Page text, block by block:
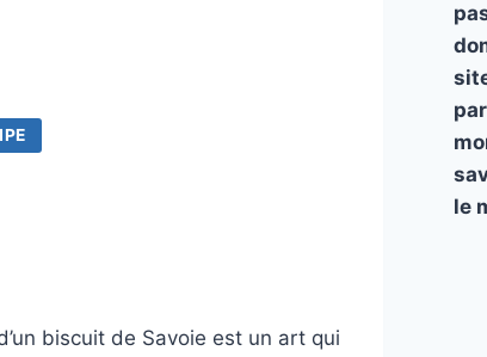
biscuit de Savoie est un art qui
le